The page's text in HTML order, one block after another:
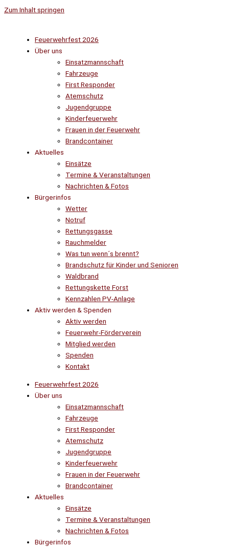
Zum Inhalt springen
Feuerwehrfest 2026
Über uns
Einsatzmannschaft
Fahrzeuge
First Responder
Atemschutz
Jugendgruppe
Kinderfeuerwehr
Frauen in der Feuerwehr
Brandcontainer
Aktuelles
Einsätze
Termine & Veranstaltungen
Nachrichten & Fotos
Bürgerinfos
Wetter
Notruf
Rettungsgasse
Rauchmelder
Was tun wenn´s brennt?
Brandschutz für Kinder und Senioren
Waldbrand
Rettungskette Forst
Kennzahlen PV-Anlage
Aktiv werden & Spenden
Aktiv werden
Feuerwehr-Förderverein
Mitglied werden
Spenden
Kontakt
Feuerwehrfest 2026
Über uns
Einsatzmannschaft
Fahrzeuge
First Responder
Atemschutz
Jugendgruppe
Kinderfeuerwehr
Frauen in der Feuerwehr
Brandcontainer
Aktuelles
Einsätze
Termine & Veranstaltungen
Nachrichten & Fotos
Bürgerinfos